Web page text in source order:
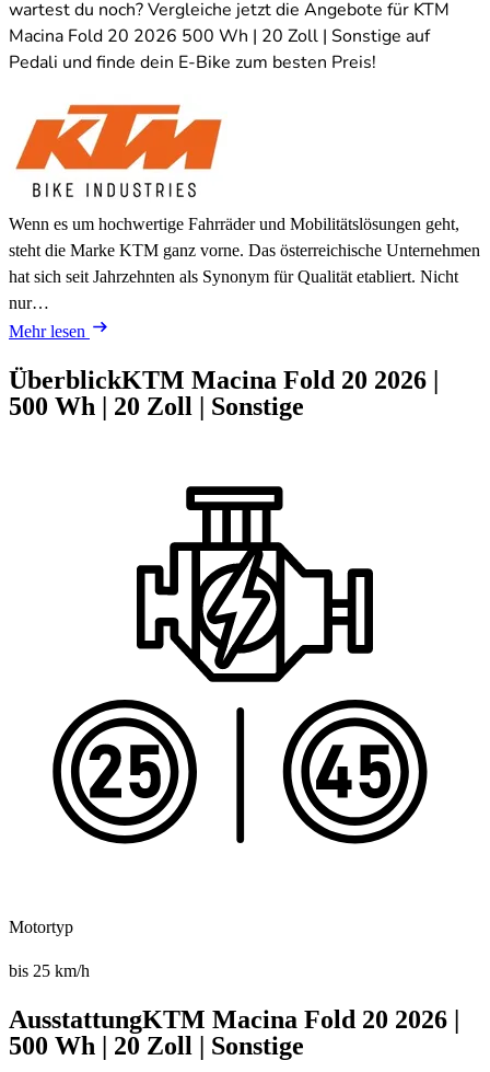
wartest du noch? Vergleiche jetzt die Angebote für KTM
Macina Fold 20 2026 500 Wh | 20 Zoll | Sonstige auf
Pedali und finde dein E-Bike zum besten Preis!
Wenn es um hochwertige Fahrräder und Mobilitätslösungen geht,
steht die Marke KTM ganz vorne. Das österreichische Unternehmen
hat sich seit Jahrzehnten als Synonym für Qualität etabliert. Nicht
nur…
Mehr lesen
ÜberblickKTM Macina Fold 20 2026 |
500 Wh | 20 Zoll | Sonstige
Motortyp
bis 25 km/h
AusstattungKTM Macina Fold 20 2026 |
500 Wh | 20 Zoll | Sonstige